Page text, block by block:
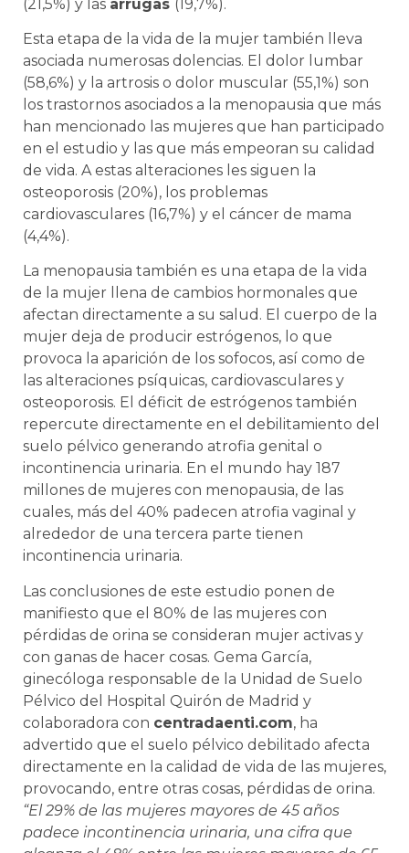
(21,5%) y las arrugas (19,7%).
Esta etapa de la vida de la mujer también lleva
asociada numerosas dolencias. El dolor lumbar
(58,6%) y la artrosis o dolor muscular (55,1%) son
los trastornos asociados a la menopausia que más
han mencionado las mujeres que han participado
en el estudio y las que más empeoran su calidad
de vida. A estas alteraciones les siguen la
osteoporosis (20%), los problemas
cardiovasculares (16,7%) y el cáncer de mama
(4,4%).
La menopausia también es una etapa de la vida
de la mujer llena de cambios hormonales que
afectan directamente a su salud. El cuerpo de la
mujer deja de producir estrógenos, lo que
provoca la aparición de los sofocos, así como de
las alteraciones psíquicas, cardiovasculares y
osteoporosis. El déficit de estrógenos también
repercute directamente en el debilitamiento del
suelo pélvico generando atrofia genital o
incontinencia urinaria. En el mundo hay 187
millones de mujeres con menopausia, de las
cuales, más del 40% padecen atrofia vaginal y
alrededor de una tercera parte tienen
incontinencia urinaria.
Las conclusiones de este estudio ponen de
manifiesto que el 80% de las mujeres con
pérdidas de orina se consideran mujer activas y
con ganas de hacer cosas. Gema García,
ginecóloga responsable de la Unidad de Suelo
Pélvico del Hospital Quirón de Madrid y
colaboradora con centradaenti.com, ha
advertido que el suelo pélvico debilitado afecta
directamente en la calidad de vida de las mujeres,
provocando, entre otras cosas, pérdidas de orina.
“El 29% de las mujeres mayores de 45 años
padece incontinencia urinaria, una cifra que